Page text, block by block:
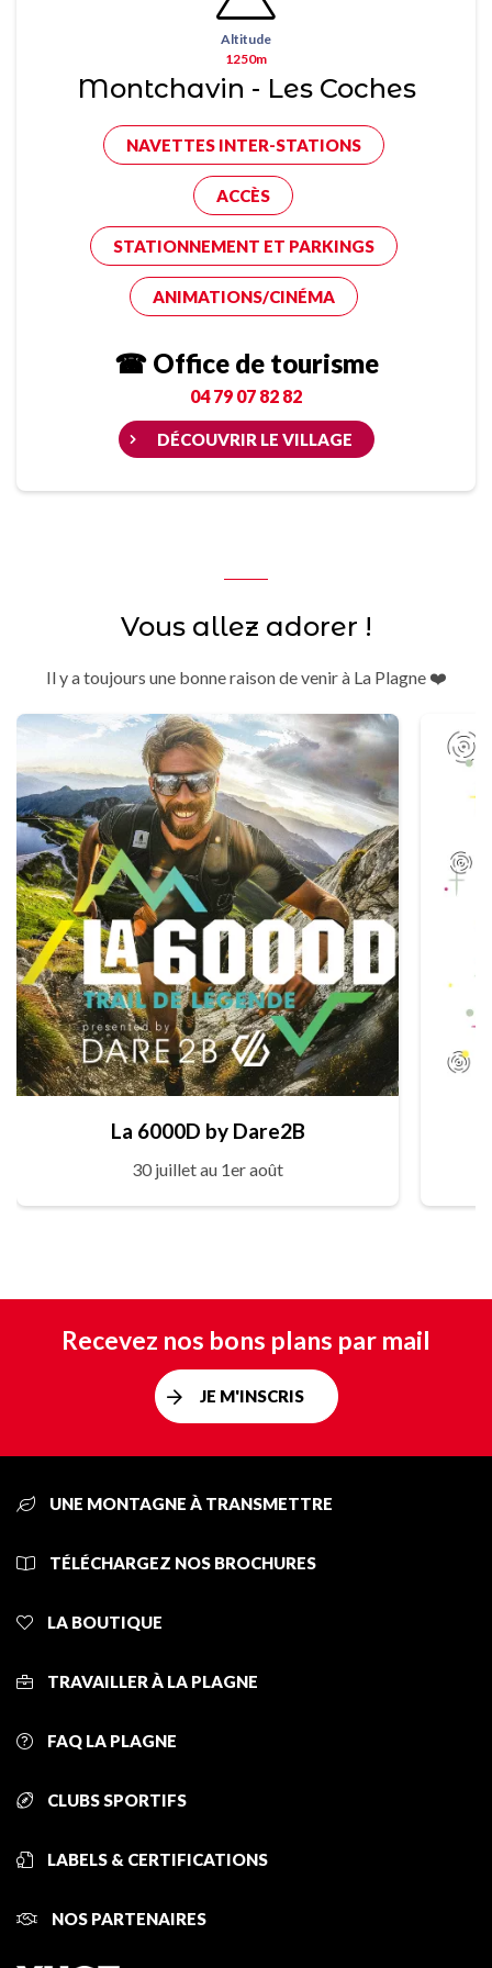
Altitude
1250m
Montchavin - Les Coches
NAVETTES INTER-STATIONS
ACCÈS
STATIONNEMENT ET PARKINGS
ANIMATIONS/CINÉMA
☎ Office de tourisme
04 79 07 82 82
DÉCOUVRIR LE VILLAGE
Vous allez adorer !
Il y a toujours une bonne raison de venir à La Plagne ❤️
La 6000D by Dare2B
30 juillet au 1er août
Recevez nos bons plans par mail
JE M'INSCRIS
UNE MONTAGNE À TRANSMETTRE
TÉLÉCHARGEZ NOS BROCHURES
LA BOUTIQUE
TRAVAILLER À LA PLAGNE
FAQ LA PLAGNE
CLUBS SPORTIFS
LABELS & CERTIFICATIONS
NOS PARTENAIRES